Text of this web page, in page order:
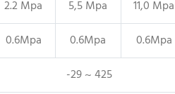
2.2 Mpa 5,5 Mpa
11,0 Mpa
0.6Mpa 0.6Mpa
0.6Mpa
-29 ~ 425